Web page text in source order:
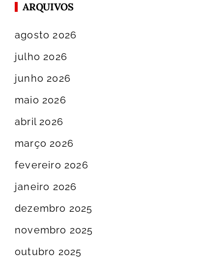
ARQUIVOS
agosto 2026
julho 2026
junho 2026
maio 2026
abril 2026
março 2026
fevereiro 2026
janeiro 2026
dezembro 2025
novembro 2025
outubro 2025